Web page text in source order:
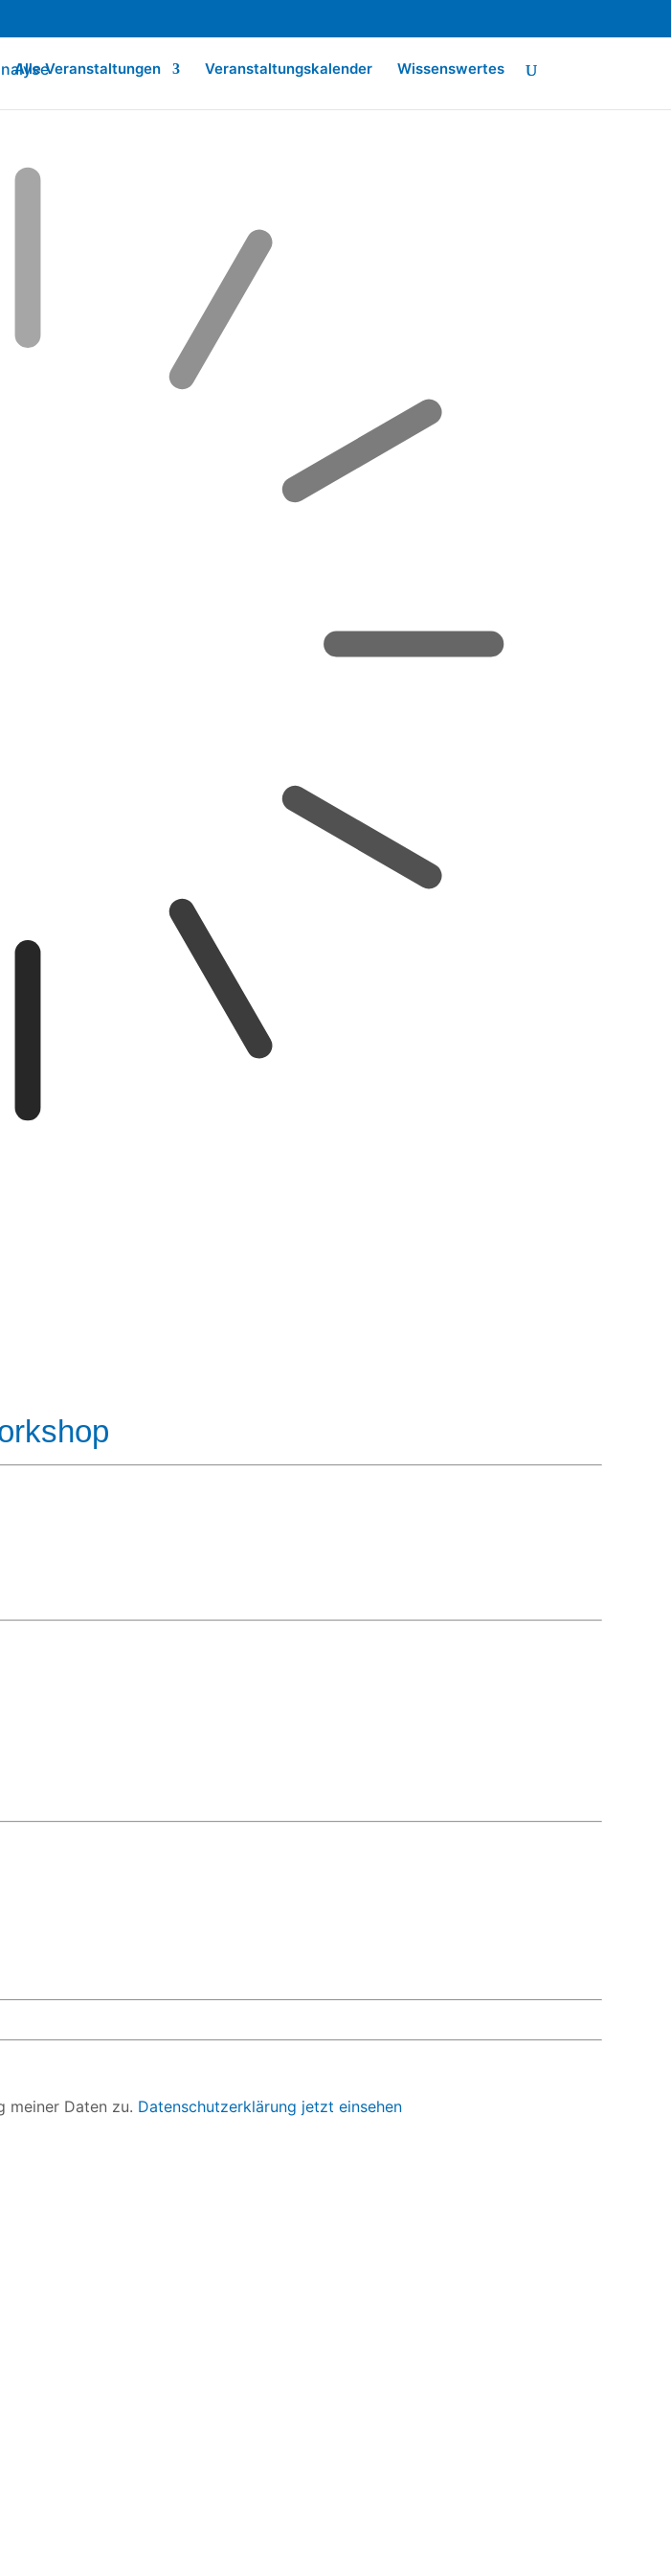
Alle Veranstaltungen Veranstaltungskalender Wissenswertes
meiner Daten zu. Datenschutzerklärung jetzt einsehen